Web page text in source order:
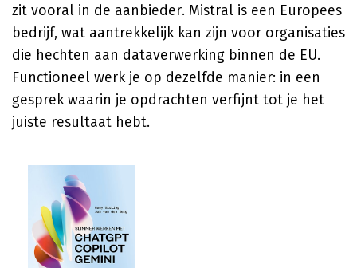
zit vooral in de aanbieder. Mistral is een Europees
bedrijf, wat aantrekkelijk kan zijn voor organisaties
die hechten aan dataverwerking binnen de EU.
Functioneel werk je op dezelfde manier: in een
gesprek waarin je opdrachten verfijnt tot je het
juiste resultaat hebt.